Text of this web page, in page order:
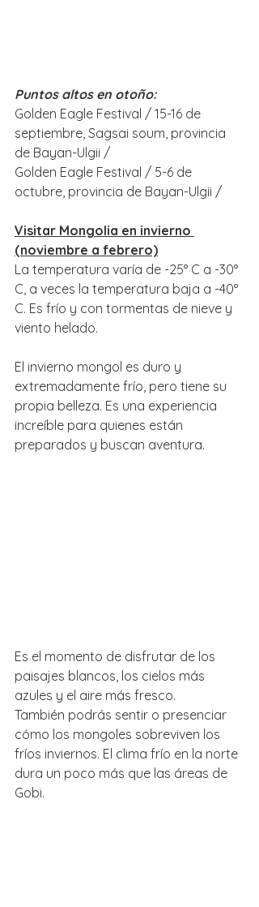
Puntos altos en otoño:
Golden Eagle Festival / 15-16 de
septiembre, Sagsai soum, provincia
de Bayan-Ulgii /
Golden Eagle Festival / 5-6 de
octubre, provincia de Bayan-Ulgii /
Visitar Mongolia en invierno
(noviembre a febrero)
La temperatura varía de -25° C a -30°
C, a veces la temperatura baja a -40°
C. Es frío y con tormentas de nieve y
viento helado.
El invierno mongol es duro y
extremadamente frío, pero tiene su
propia belleza. Es una experiencia
increíble para quienes están
preparados y buscan aventura.
Es el momento de disfrutar de los
paisajes blancos, los cielos más
azules y el aire más fresco.
También podrás sentir o presenciar
cómo los mongoles sobreviven los
fríos inviernos. El clima frío en la norte
dura un poco más que las áreas de
Gobi.